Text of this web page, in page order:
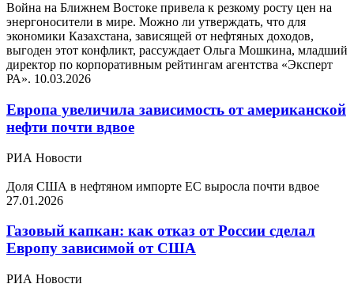
Война на Ближнем Востоке привела к резкому росту цен на
энергоносители в мире. Можно ли утверждать, что для
экономики Казахстана, зависящей от нефтяных доходов,
выгоден этот конфликт, рассуждает Ольга Мошкина, младший
директор по корпоративным рейтингам агентства «Эксперт
РА». 10.03.2026
Европа увеличила зависимость от американской
нефти почти вдвое
РИА Новости
Доля США в нефтяном импорте ЕС выросла почти вдвое
27.01.2026
Газовый капкан: как отказ от России сделал
Европу зависимой от США
РИА Новости